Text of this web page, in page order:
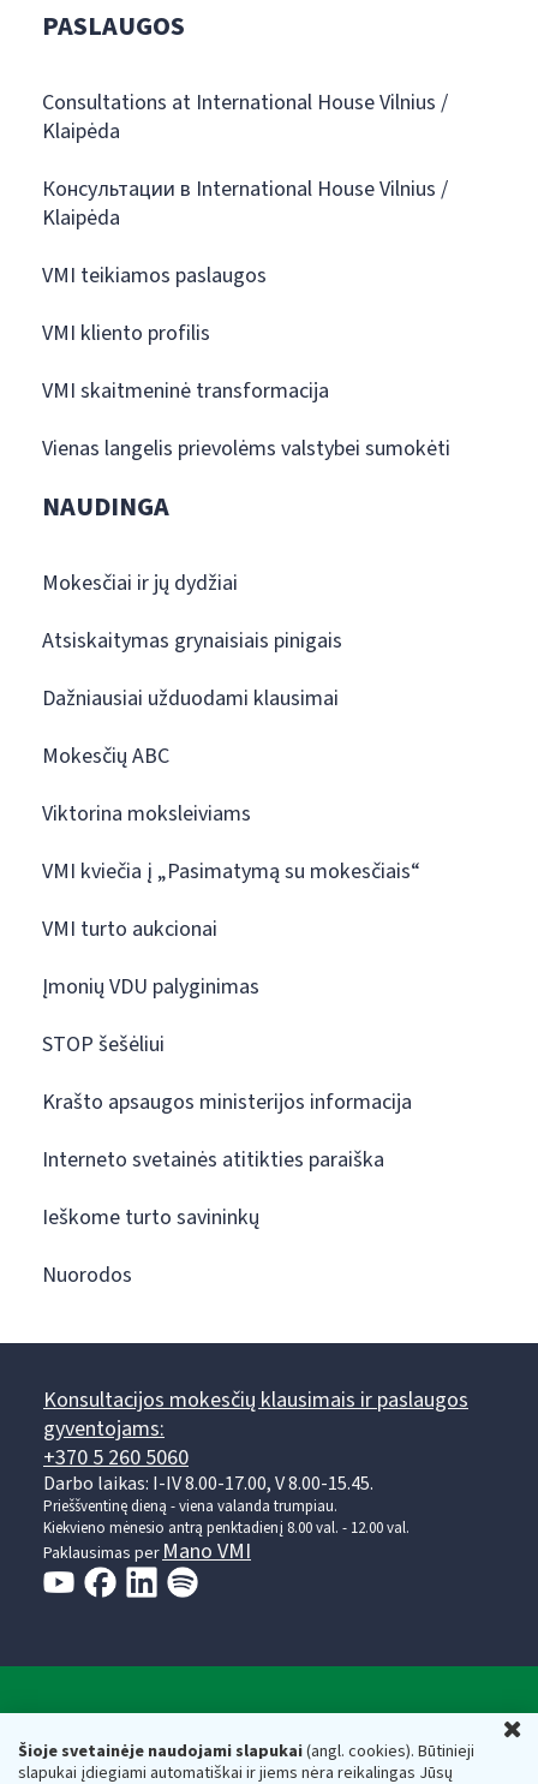
Šioje svetainėje naudojami slapukai(angl. cookies). Būtinieji
slapukai įdiegiami automatiškai ir jiems nėra reikalingas Jūsų
PASLAUGOS
Consultations at International House Vilnius /
Klaipėda
Консультации в International House Vilnius /
Klaipėda
VMI teikiamos paslaugos
VMI kliento profilis
VMI skaitmeninė transformacija
Vienas langelis prievolėms valstybei sumokėti
NAUDINGA
Mokesčiai ir jų dydžiai
Atsiskaitymas grynaisiais pinigais
Dažniausiai užduodami klausimai
Mokesčių ABC
Viktorina moksleiviams
VMI kviečia į „Pasimatymą su mokesčiais“
VMI turto aukcionai
Įmonių VDU palyginimas
STOP šešėliui
Krašto apsaugos ministerijos informacija
Interneto svetainės atitikties paraiška
Ieškome turto savininkų
Nuorodos
Konsultacijos mokesčių klausimais ir paslaugos
gyventojams:
+370 5 260 5060
Darbo laikas: I-IV 8.00-17.00, V 8.00-15.45.
Prieššventinę dieną - viena valanda trumpiau.
Kiekvieno mėnesio antrą penktadienį 8.00 val. - 12.00 val.
Paklausimas per Mano VMI
Respublikos finansų ministerijos